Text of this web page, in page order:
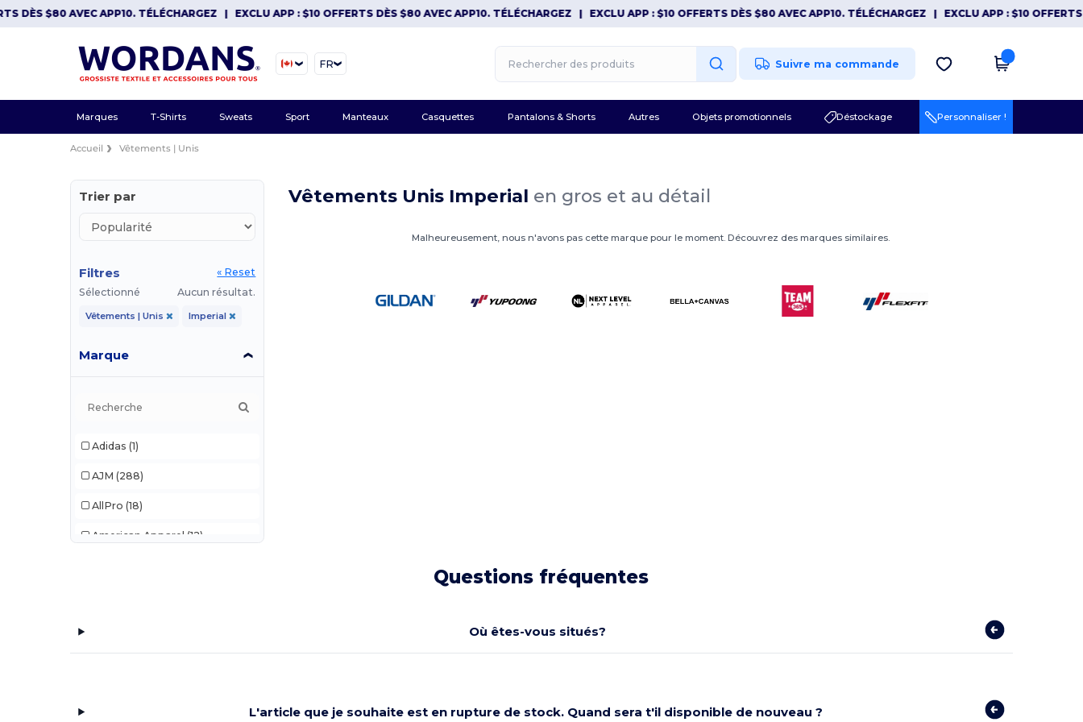
DÈS $80 AVEC APP10. TÉLÉCHARGEZ| EXCLU APP : $10 OFFERTS DÈS $80 AVEC APP10. TÉLÉCHARGEZ| EXCLU APP : $10 OFFERTS DÈS $80 AVEC APP10. TÉLÉCHARGEZ| EXCLU APP : $10 OFFERTS
FR Suivre ma commande
Marques T-Shirts Sweats Sport Manteaux Casquettes Pantalons & Shorts Autres Objets promotionnels Déstockage Personnaliser !
Accueil Vêtements | Unis
Trier par
Filtres
« Reset
Sélectionné
Aucun résultat.
Vêtements | Unis Imperial
Marque
Adidas (1)
AJM (288)
AllPro (18)
American Apparel (12)
Vêtements Unis Imperial en gros et au détail
Malheureusement, nous n'avons pas cette marque pour le moment. Découvrez des marques similaires.
Questions fréquentes
Où êtes-vous situés?
L'article que je souhaite est en rupture de stock. Quand sera t'il disponible de nouveau ?